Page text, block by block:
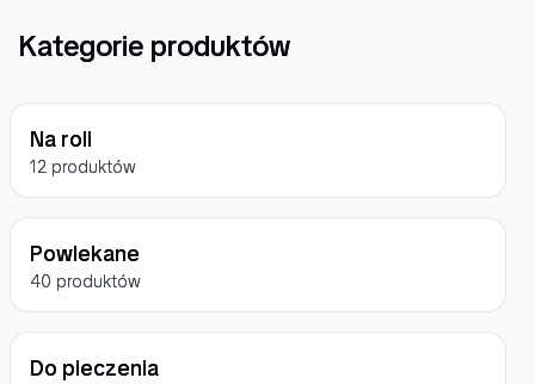
Kategorie produktów
Na roli
12 produktów
Powlekane
40 produktów
Do pieczenia